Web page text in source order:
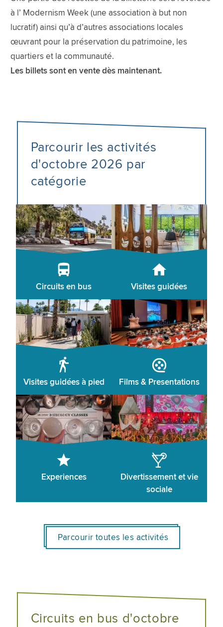
à l’ Modernism Week (une association à but non
lucratif) ainsi qu’à d’autres associations locales
œuvrant pour la préservation du patrimoine, les
quartiers et la communauté.
Les billets sont en vente dès maintenant.
Parcourir les activités
d'octobre 2026 par
catégorie
Circuits en bus Visites guidées
Visites guidées à pied Films & Presentations
Experiences
Divertissement et vie
sociale
Parcourir toutes les activités
Circuits en bus d'octobre